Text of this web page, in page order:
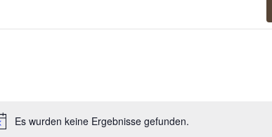
Hinweis
Es wurden keine Ergebnisse gefunden.